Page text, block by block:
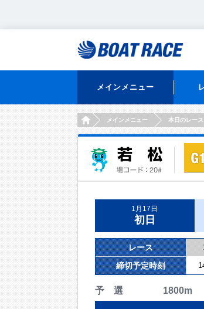
メインメニュー
HOMEメインメニュー 本日のレース
1月17日
初日
レース
締切予定時刻
予 選 1800m